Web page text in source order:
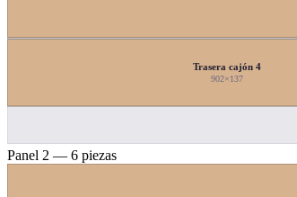
Trasera cajón 4
902×137
Panel 2 — 6 piezas